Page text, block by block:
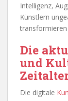
Intelligenz,
Künstlern
Die
und
Die digitale